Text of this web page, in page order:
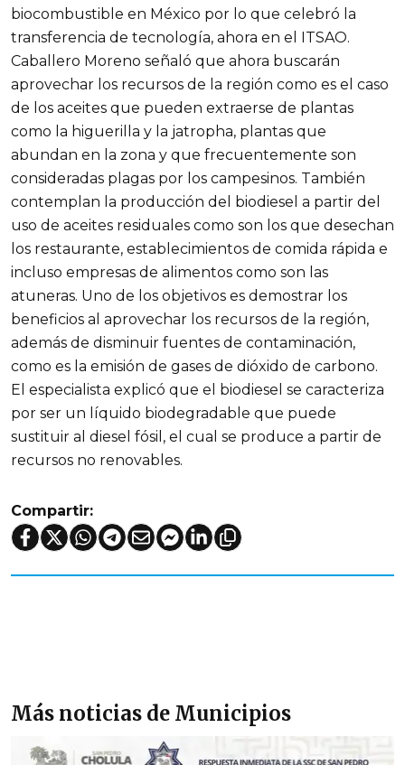
biocombustible en México por lo que celebró la
transferencia de tecnología, ahora en el ITSAO.
Caballero Moreno señaló que ahora buscarán
aprovechar los recursos de la región como es el caso
de los aceites que pueden extraerse de plantas
como la higuerilla y la jatropha, plantas que
abundan en la zona y que frecuentemente son
consideradas plagas por los campesinos. También
contemplan la producción del biodiesel a partir del
uso de aceites residuales como son los que desechan
los restaurante, establecimientos de comida rápida e
incluso empresas de alimentos como son las
atuneras. Uno de los objetivos es demostrar los
beneficios al aprovechar los recursos de la región,
además de disminuir fuentes de contaminación,
como es la emisión de gases de dióxido de carbono.
El especialista explicó que el biodiesel se caracteriza
por ser un líquido biodegradable que puede
sustituir al diesel fósil, el cual se produce a partir de
recursos no renovables.
Compartir:
Más noticias de Municipios